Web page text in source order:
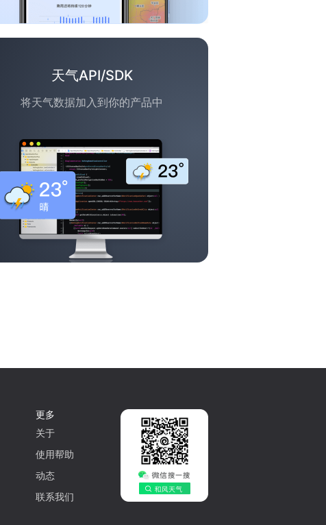
天气API/SDK
将天气数据加入到你的产品中
更多
关于
使用帮助
动态
联系我们